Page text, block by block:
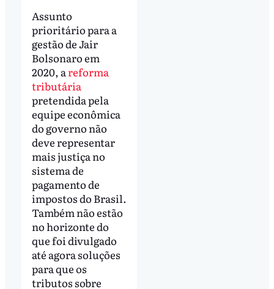
Assunto
prioritário para a
gestão de Jair
Bolsonaro em
2020, a reforma
tributária
pretendida pela
equipe econômica
do governo não
deve representar
mais justiça no
sistema de
pagamento de
impostos do Brasil.
Também não estão
no horizonte do
que foi divulgado
até agora soluções
para que os
tributos sobre